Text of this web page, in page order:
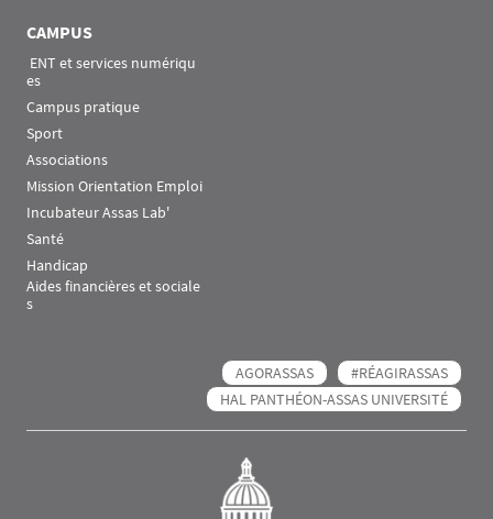
CAMPUS
es
Campus pratique
Sport
Associations
Mission Orientation Emploi
Incubateur Assas Lab'
Santé
Handicap
Aides financières et sociale
s
AGORASSAS
#RÉAGIRASSAS
HAL PANTHÉON-ASSAS UNIVERSITÉ